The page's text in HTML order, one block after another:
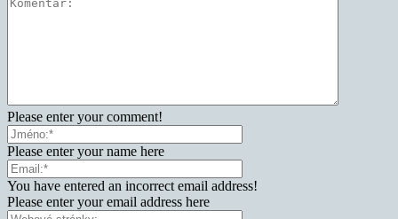
Please enter your comment!
Please enter your name here
You have entered an incorrect email address!
Please enter your email address here